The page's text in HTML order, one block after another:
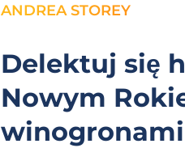
ANDREA STOREY
Delektuj się
Nowym
winogronami